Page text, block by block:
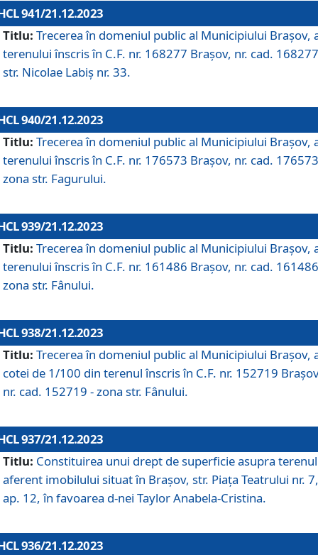
941/21.12.2023
Titlu: Trecerea în domeniul public al Municipiului Braşov,
terenului înscris în C.F. nr. 168277 Brașov, nr. cad.
str. Nicolae Labiș nr. 33.
940/21.12.2023
Titlu: Trecerea în domeniul public al Municipiului Braşov,
terenului înscris în C.F. nr. 176573 Brașov, nr. cad.
zona str. Fagurului.
939/21.12.2023
Titlu: Trecerea în domeniul public al Municipiului Braşov,
terenului înscris în C.F. nr. 161486 Brașov, nr. cad.
zona str. Fânului.
938/21.12.2023
Titlu: Trecerea în domeniul public al Municipiului Braşov,
cotei de 1/100 din terenul înscris în C.F. nr. 152719
nr. cad. 152719 - zona str. Fânului.
937/21.12.2023
Titlu: Constituirea unui drept de superficie asupra
aferent imobilului situat în Brașov, str. Piața Teatrului nr. 7,
ap. 12, în favoarea d-nei Taylor Anabela-Cristina.
936/21.12.2023